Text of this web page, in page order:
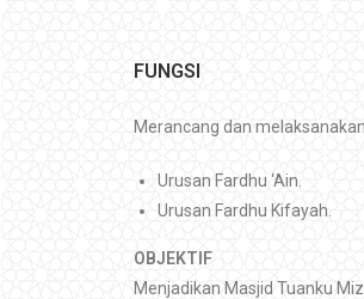
FUNGSI
Merancang dan
Urusan Fardhu ‘Ain.
Urusan Fardhu Kifayah.
OBJEKTIF
Menjadikan Masjid Tuanku